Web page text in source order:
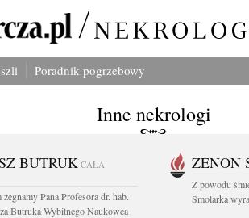
Poradnik pogrzebowy
Inne nekrologi
BUTRUK CAŁA
żegnamy Pana Profesora dr. hab.
Butruka Wybitnego Naukowca
ZENON
Z powodu
Smolarka